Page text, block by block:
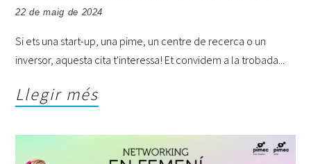
22 de maig de 2024
Si ets una start-up, una pime, un centre de recerca o un
inversor, aquesta cita t'interessa! Et convidem a la trobada
Llegir més